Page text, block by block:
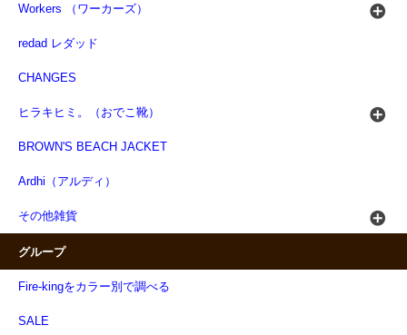
Workers （ワーカーズ）
redad レダッド
CHANGES
ヒラキヒミ。（おでこ靴）
BROWN'S BEACH JACKET
Ardhi（アルディ）
その他雑貨
グループ
Fire-kingをカラー別で調べる
SALE